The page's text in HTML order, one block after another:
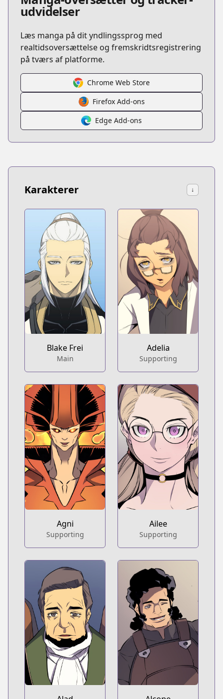
udvidelser
Læs manga på dit yndlingssprog med
realtidsoversættelse og fremskridtsregistrering
på tværs af platforme.
Chrome Web Store
Firefox Add-ons
Edge Add-ons
Karakterer ↓
Blake Frei
Main
Adelia
Supporting
Agni
Supporting
Ailee
Supporting